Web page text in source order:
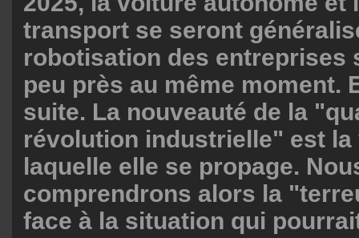
transport se seront
robotisation des entreprises
peu près au même moment.
suite. La nouveauté de la
révolution industrielle" est la
laquelle elle se propage.
comprendrons alors la
face à la situation qui